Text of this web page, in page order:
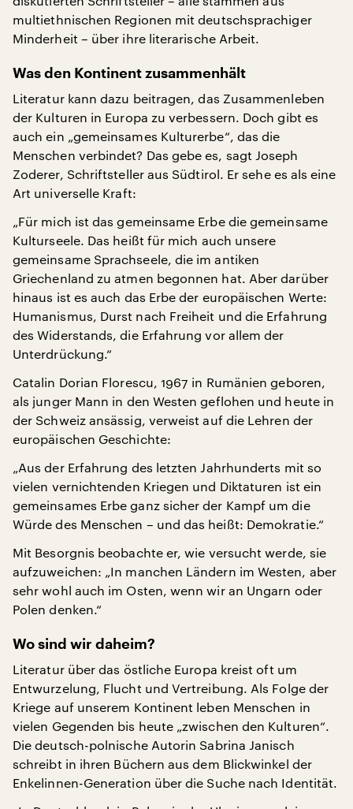
multiethnischen Regionen mit deutschsprachiger
Minderheit – über ihre literarische Arbeit.
Was den Kontinent zusammenhält
Literatur kann dazu beitragen, das Zusammenleben
der Kulturen in Europa zu verbessern. Doch gibt es
auch ein „gemeinsames Kulturerbe“, das die
Menschen verbindet? Das gebe es, sagt Joseph
Zoderer, Schriftsteller aus Südtirol. Er sehe es als eine
Art universelle Kraft:
„Für mich ist das gemeinsame Erbe die gemeinsame
Kulturseele. Das heißt für mich auch unsere
gemeinsame Sprachseele, die im antiken
Griechenland zu atmen begonnen hat. Aber darüber
hinaus ist es auch das Erbe der europäischen Werte:
Humanismus, Durst nach Freiheit und die Erfahrung
des Widerstands, die Erfahrung vor allem der
Unterdrückung.“
Catalin Dorian Florescu, 1967 in Rumänien geboren,
als junger Mann in den Westen geflohen und heute in
der Schweiz ansässig, verweist auf die Lehren der
europäischen Geschichte:
„Aus der Erfahrung des letzten Jahrhunderts mit so
vielen vernichtenden Kriegen und Diktaturen ist ein
gemeinsames Erbe ganz sicher der Kampf um die
Würde des Menschen – und das heißt: Demokratie.“
Mit Besorgnis beobachte er, wie versucht werde, sie
aufzuweichen: „In manchen Ländern im Westen, aber
sehr wohl auch im Osten, wenn wir an Ungarn oder
Polen denken.“
Wo sind wir daheim?
Literatur über das östliche Europa kreist oft um
Entwurzelung, Flucht und Vertreibung. Als Folge der
Kriege auf unserem Kontinent leben Menschen in
vielen Gegenden bis heute „zwischen den Kulturen“.
Die deutsch-polnische Autorin Sabrina Janisch
schreibt in ihren Büchern aus dem Blickwinkel der
Enkelinnen-Generation über die Suche nach Identität.